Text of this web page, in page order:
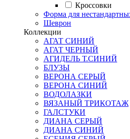
Кроссовки
Форма для
Шеврон
Коллекции
АГАТ СИНИЙ
АГАТ ЧЕРНЫЙ
АГИДЕЛЬ Т.СИНИЙ
БЛУЗЫ
ВЕРОНА СЕРЫЙ
ВЕРОНА СИНИЙ
ВОДОЛАЗКИ
ВЯЗАНЫЙ ТРИКОТАЖ
ГАЛСТУКИ
ДИАНА СЕРЫЙ
ДИАНА СИНИЙ